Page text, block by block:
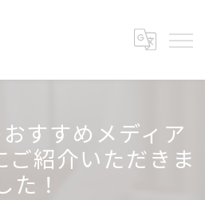
すすめメディア
ご紹介いただきま
た！